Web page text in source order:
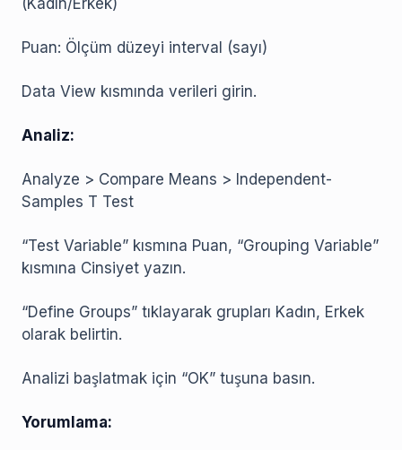
(Kadın/Erkek)
Puan: Ölçüm düzeyi interval (sayı)
Data View kısmında verileri girin.
Analiz:
Analyze > Compare Means > Independent-
Samples T Test
“Test Variable” kısmına Puan, “Grouping Variable”
kısmına Cinsiyet yazın.
“Define Groups” tıklayarak grupları Kadın, Erkek
olarak belirtin.
Analizi başlatmak için “OK” tuşuna basın.
Yorumlama: